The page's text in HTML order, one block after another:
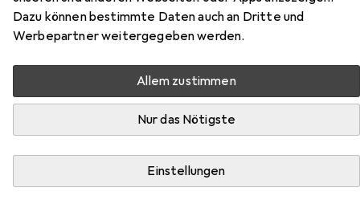
Dazu können bestimmte Daten auch an Dritte und
Werbepartner weitergegeben werden.
Allem zustimmen
Nur das Nötigste
Einstellungen
kettle 1.7l MR-051-Grey
electric kettle 1.7l MR-051-Grey aus den Kategorien
Reinigungsutensil, Teekanne und Entkalker.
Beliebt Reinigungsutensil Teekanne Entkalker